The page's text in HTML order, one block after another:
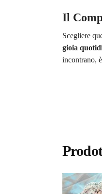
Il
Scegliere
gioia
incontrano,